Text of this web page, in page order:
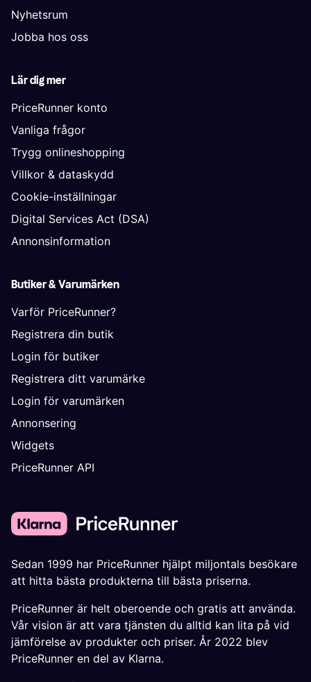
Nyhetsrum
Jobba hos oss
Lär dig mer
PriceRunner konto
Vanliga frågor
Trygg onlineshopping
Villkor & dataskydd
Cookie-inställningar
Digital Services Act (DSA)
Annonsinformation
Butiker & Varumärken
Varför PriceRunner?
Registrera din butik
Login för butiker
Registrera ditt varumärke
Login för varumärken
Annonsering
Widgets
PriceRunner API
Sedan 1999 har PriceRunner hjälpt miljontals besökare
att hitta bästa produkterna till bästa priserna.
PriceRunner är helt oberoende och gratis att använda.
Vår vision är att vara tjänsten du alltid kan lita på vid
jämförelse av produkter och priser. År 2022 blev
PriceRunner en del av Klarna.